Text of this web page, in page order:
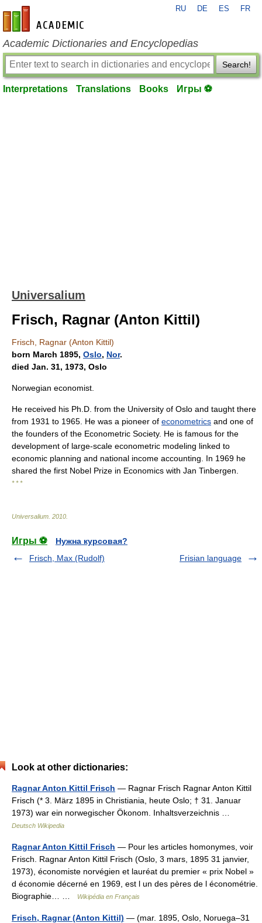
en-academic.com
RU DE ES FR
Academic Dictionaries and Encyclopedias
Search!
Interpretations Translations Books Игры ⚽
Universalium
Frisch, Ragnar (Anton Kittil)
Frisch, Ragnar (Anton Kittil)
born March 1895, Oslo, Nor.
died Jan. 31, 1973, Oslo
Norwegian economist.
He received his Ph.D. from the University of Oslo and taught there
from 1931 to 1965. He was a pioneer of econometrics and one of
the founders of the Econometric Society. He is famous for the
development of large-scale econometric modeling linked to
economic planning and national income accounting. In 1969 he
shared the first Nobel Prize in Economics with Jan Tinbergen.
* * *
Universalium 2010
Игры ⚽
Нужна курсовая?
Frisch, Max (Rudolf)
Frisian language
Look at other dictionaries:
Ragnar Anton Kittil Frisch — Ragnar Frisch Ragnar Anton Kittil
Frisch (* 3. März 1895 in Christiania, heute Oslo; † 31. Januar
1973) war ein norwegischer Ökonom. Inhaltsverzeichnis …
Deutsch Wikipedia
Ragnar Anton Kittil Frisch — Pour les articles homonymes, voir
Frisch. Ragnar Anton Kittil Frisch (Oslo, 3 mars, 1895 31 janvier,
1973), économiste norvégien et lauréat du premier « prix Nobel »
d économie décerné en 1969, est l un des pères de l économétrie.
Biographie… …
Wikipédia en Français
Frisch, Ragnar (Anton Kittil) — (mar. 1895, Oslo, Noruega–31